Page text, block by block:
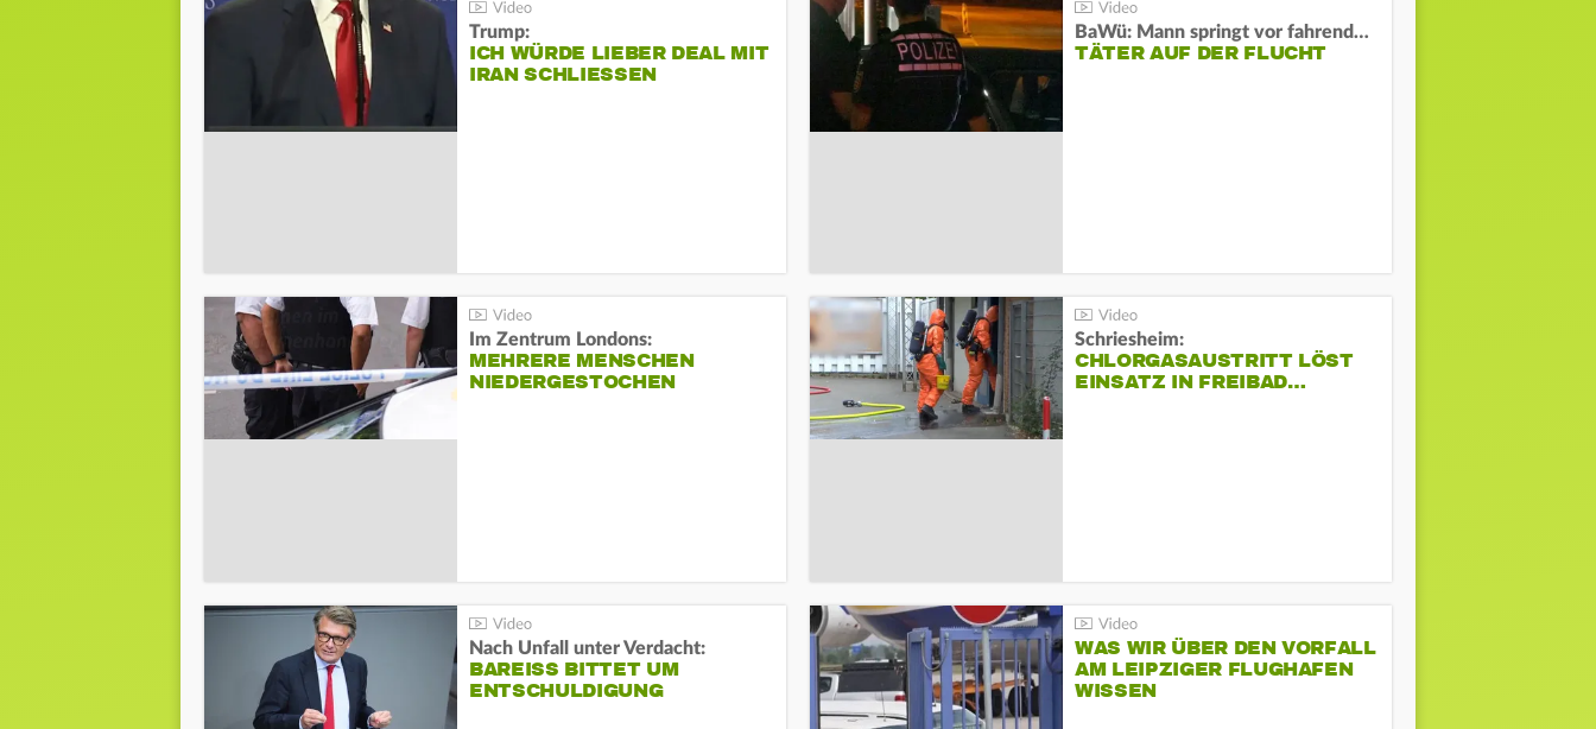
Trump:
ICH WÜRDE LIEBER DEAL MIT
IRAN SCHLIESSEN
BaWü: Mann springt vor fahrendes Auto und schießt
TÄTER AUF DER FLUCHT
Im Zentrum Londons:
MEHRERE MENSCHEN
NIEDERGESTOCHEN
Schriesheim:
CHLORGASAUSTRITT LÖST
EINSATZ IN FREIBAD…
Nach Unfall unter Verdacht:
BAREISS BITTET UM E
NTSCHULDIGUNG
WAS WIR ÜBER DEN VORFALL
AM LEIPZIGER FLUGHAFEN
WISSEN